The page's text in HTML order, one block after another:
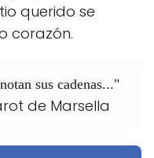
querido se
corazón.
sus cadenas..."
de Marsella